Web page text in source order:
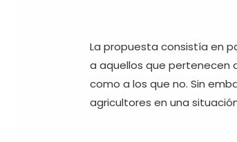
La propuesta consistía en
a aquellos que pertenecen
como a los que no. Sin
agricultores en una